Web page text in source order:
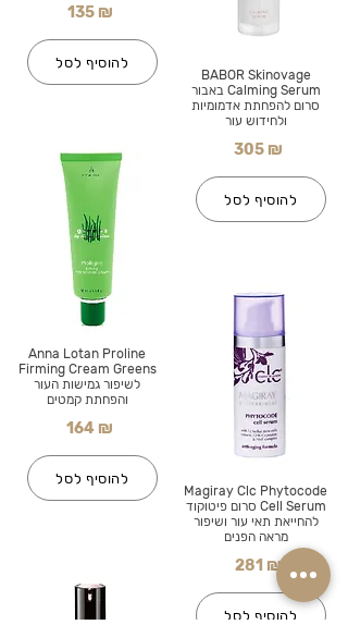
135 ₪
להוסיף לסל
Anna Lotan Proline
Firming Cream Greens
לשיפור גמישות העור
והפחתת קמטים
164 ₪
להוסיף לסל
BABOR Skinovage
Calming Serum באבור
סרום להפחתת אדמומיות
ולחידוש עור
305 ₪
להוסיף לסל
Magiray Clc Phytocode
Cell Serum סרום פיטוקוד
להחייאת תאי עור ושיפור
מראה הפנים
281 ₪
להוסיף לסל